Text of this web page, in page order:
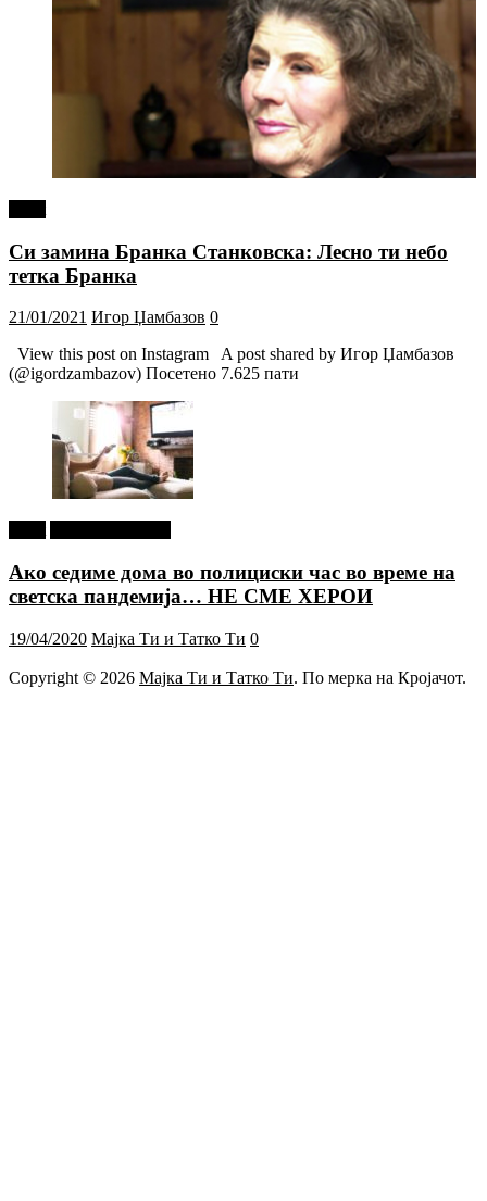
Си замина Бранка Станковска: Лесно ти небо
тетка Бранка
21/01/2021 Игор Џамбазов 0
View this post on Instagram A post shared by Игор Џамбазов
(@igordzambazov) Посетено 7.625 пати
Ако седиме дома во полициски час во време на
светска пандемија… НЕ СМЕ ХЕРОИ
19/04/2020 Мајка Ти и Татко Ти 0
Copyright © 2026 Мајка Ти и Татко Ти. По мерка на Кројачот.